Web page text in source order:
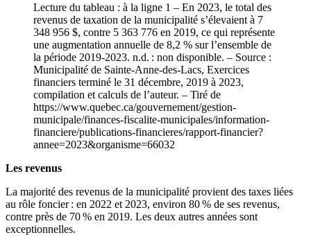
Lecture du tableau : à la ligne 1 – En 2023, le total des
revenus de taxation de la municipalité s’élevaient à 7
348 956 $, contre 5 363 776 en 2019, ce qui représente
une augmentation annuelle de 8,2 % sur l’ensemble de
la période 2019-2023. n.d. : non disponible. – Source :
Municipalité de Sainte-Anne-des-Lacs, Exercices
financiers terminé le 31 décembre, 2019 à 2023,
compilation et calculs de l’auteur. – Tiré de
https://www.quebec.ca/gouvernement/gestion-
municipale/finances-fiscalite-municipales/information-
financiere/publications-financieres/rapport-financier?
annee=2023&organisme=66032
Les revenus
La majorité des revenus de la municipalité provient des taxes liées
au rôle foncier : en 2022 et 2023, environ 80 % de ses revenus,
contre près de 70 % en 2019. Les deux autres années sont
exceptionnelles.